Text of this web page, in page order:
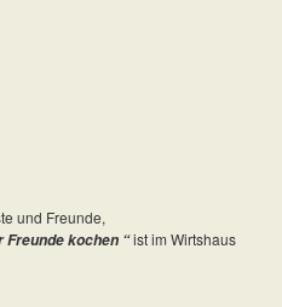
und Freunde,
Freunde kochen “ist im Wirtshaus